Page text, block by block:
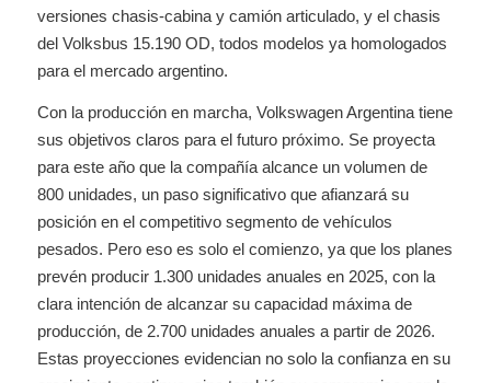
versiones chasis-cabina y camión articulado, y el chasis
del Volksbus 15.190 OD, todos modelos ya homologados
para el mercado argentino.
Con la producción en marcha, Volkswagen Argentina tiene
sus objetivos claros para el futuro próximo. Se proyecta
para este año que la compañía alcance un volumen de
800 unidades, un paso significativo que afianzará su
posición en el competitivo segmento de vehículos
pesados. Pero eso es solo el comienzo, ya que los planes
prevén producir 1.300 unidades anuales en 2025, con la
clara intención de alcanzar su capacidad máxima de
producción, de 2.700 unidades anuales a partir de 2026.
Estas proyecciones evidencian no solo la confianza en su